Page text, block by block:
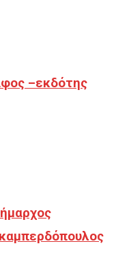
–εκδότης